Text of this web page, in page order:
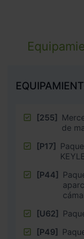
[255]
de
[P17]
[P44]
[U62]
[P49]